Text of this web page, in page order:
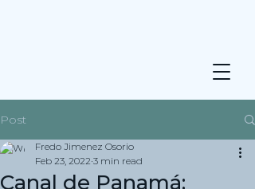
Post
Canal de Panamá:
Fredo Jimenez Osorio
Feb 23, 2022 3 min read